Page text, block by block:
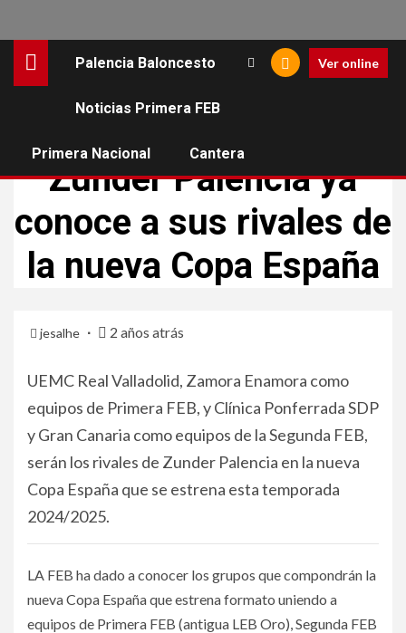
Palencia Baloncesto
Noticias Primera FEB
Primera Nacional Cantera
Ver online
Zunder Palencia ya
conoce a sus rivales de
la nueva Copa España
jesalhe 2 años atrás
UEMC Real Valladolid, Zamora Enamora como
equipos de Primera FEB, y Clínica Ponferrada SDP
y Gran Canaria como equipos de la Segunda FEB,
serán los rivales de Zunder Palencia en la nueva
Copa España que se estrena esta temporada
2024/2025.
LA FEB ha dado a conocer los grupos que compondrán la
nueva Copa España que estrena formato uniendo a
equipos de Primera FEB (antigua LEB Oro), Segunda FEB